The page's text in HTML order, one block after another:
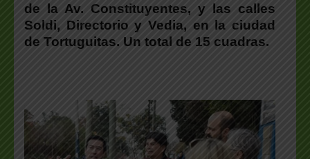
de la Av. Constituyentes, y las calles
Soldi, Directorio y Vedia, en la ciudad
de Tortuguitas. Un total de 15 cuadras.